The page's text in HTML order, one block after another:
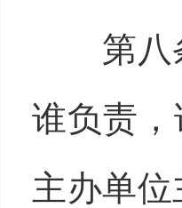
第
谁负责
主办单